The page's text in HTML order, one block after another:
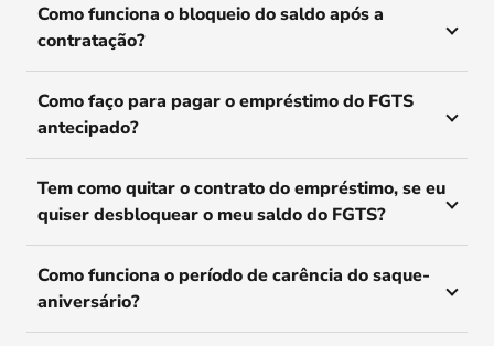
Como funciona o bloqueio do saldo após a
contratação?
Como faço para pagar o empréstimo do FGTS
antecipado?
Tem como quitar o contrato do empréstimo, se eu
quiser desbloquear o meu saldo do FGTS?
Como funciona o período de carência do saque-
aniversário?